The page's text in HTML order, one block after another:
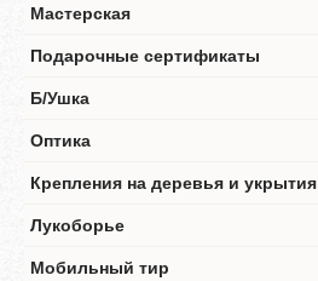
Мастерская
Подарочные сертификаты
Б/Ушка
Оптика
Крепления на деревья и укрытия
Лукоборье
Мобильный тир